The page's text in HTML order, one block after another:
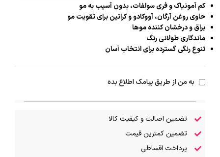
کم آمونیاک و فری سولفات، بدون آسیب به مو
حاوی روغن آرگان، آووکادو و کراتین برای تقویت مو
براق و درخشان کننده موها
ماندگاری طولانی رنگ
تنوع رنگی گسترده برای انتخاب آسان
به من از طریق پیامک اطلاع بده
تضمین اصالت و کیفیت کالا
تضمین کمترین قیمت
پرداخت اقساطی